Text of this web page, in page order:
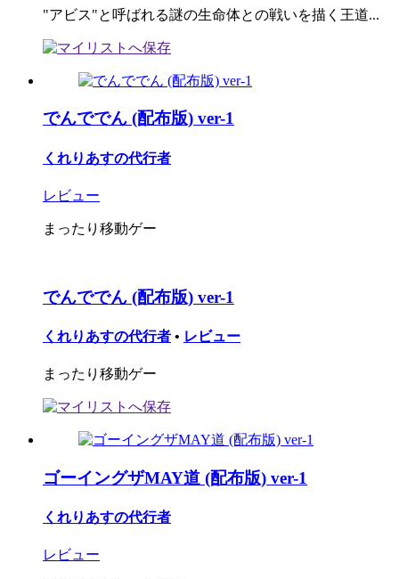
"アビス"と呼ばれる謎の生命体との戦いを描く王道...
でんででん (配布版) ver-1
くれりあすの代行者
レビュー
まったり移動ゲー
でんででん (配布版) ver-1
くれりあすの代行者 • レビュー
まったり移動ゲー
ゴーイングザMAY道 (配布版) ver-1
くれりあすの代行者
レビュー